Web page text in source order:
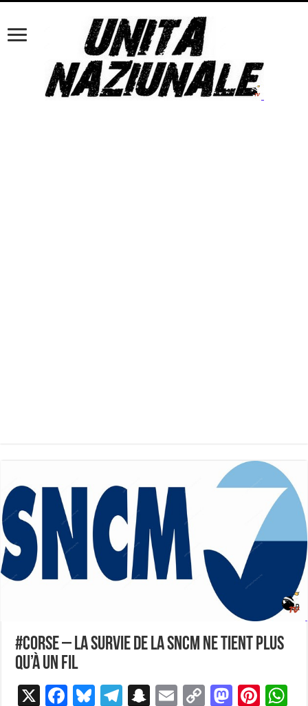
#Corse – La survie de la SNCM ne tient plus
qu’à un fil
X
F
Bl
T
S
E
C
M
Pi